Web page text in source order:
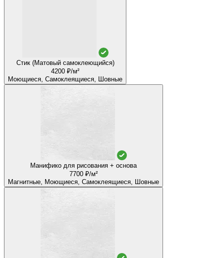
Стик (Матовый самоклеющийся)
4200 ₽/м²
Моющиеся, Самоклеящиеся, Шовные
Манифико для рисования + основа
7700 ₽/м²
Магнитные, Моющиеся, Самоклеящиеся, Шовные